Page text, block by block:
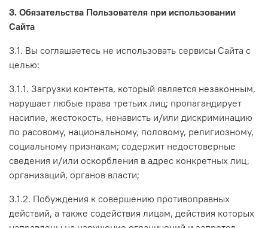
3. Обязательства Пользователя при использовании
Сайта
3.1. Вы соглашаетесь не использовать сервисы Сайта с
целью:
3.1.1. Загрузки контента, который является незаконным,
нарушает любые права третьих лиц; пропагандирует
насилие, жестокость, ненависть и/или дискриминацию
по расовому, национальному, половому, религиозному,
социальному признакам; содержит недостоверные
сведения и/или оскорбления в адрес конкретных лиц,
организаций, органов власти;
3.1.2. Побуждения к совершению противоправных
действий, а также содействия лицам, действия которых